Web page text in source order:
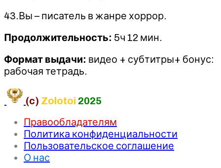
43.Вы – писатель в жанре хоррор.
Продолжительность: 5ч 12 мин.
Формат выдачи: видео + субтитры+ бонус:
рабочая тетрадь.
(c) Zolotoi 2025
Правообладателям
Политика конфиденциальности
Пользовательское соглашение
О нас